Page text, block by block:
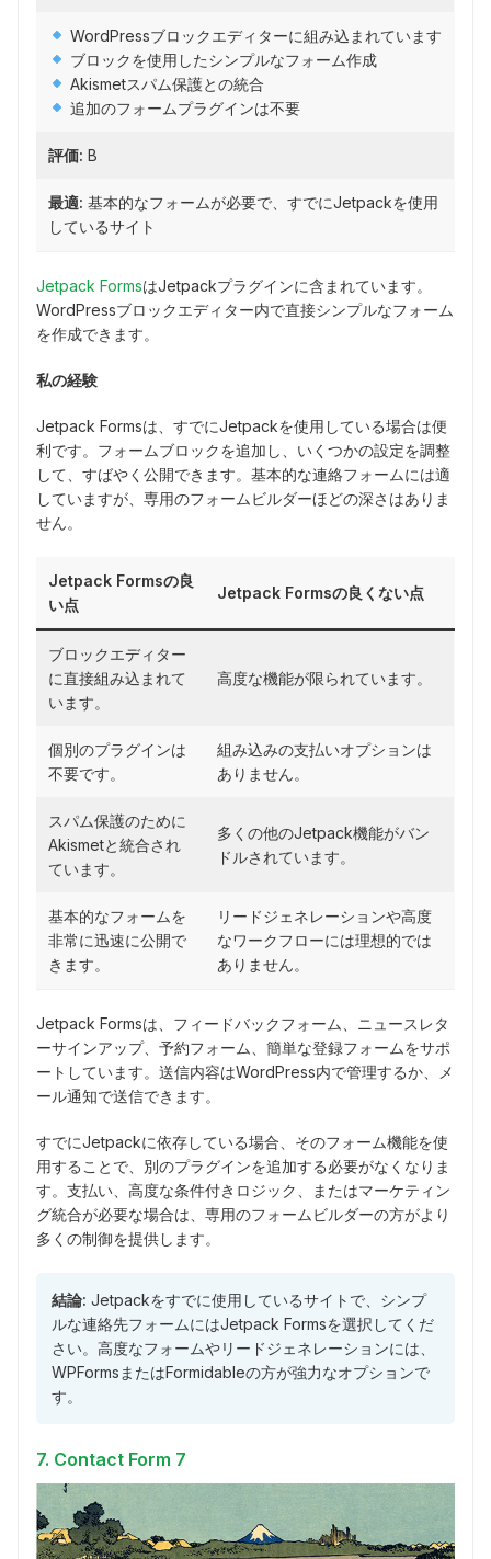
WordPressブロックエディターに組み込まれています
ブロックを使用したシンプルなフォーム作成
Akismetスパム保護との統合
追加のフォームプラグインは不要
評価: B
最適: 基本的なフォームが必要で、すでにJetpackを使用
しているサイト
Jetpack FormsはJetpackプラグインに含まれています。
WordPressブロックエディター内で直接シンプルなフォーム
を作成できます。
私の経験
Jetpack Formsは、すでにJetpackを使用している場合は便
利です。フォームブロックを追加し、いくつかの設定を調整
して、すばやく公開できます。基本的な連絡フォームには適
していますが、専用のフォームビルダーほどの深さはありま
せん。
Jetpack Formsの良
い点
Jetpack Formsの良くない点
ブロックエディター
に直接組み込まれて
います。
高度な機能が限られています。
個別のプラグインは
不要です。
組み込みの支払いオプションは
ありません。
スパム保護のために
Akismetと統合され
ています。
多くの他のJetpack機能がバン
ドルされています。
基本的なフォームを
非常に迅速に公開で
きます。
リードジェネレーションや高度
なワークフローには理想的では
ありません。
Jetpack Formsは、フィードバックフォーム、ニュースレタ
ーサインアップ、予約フォーム、簡単な登録フォームをサポ
ートしています。送信内容はWordPress内で管理するか、メ
ール通知で送信できます。
すでにJetpackに依存している場合、そのフォーム機能を使
用することで、別のプラグインを追加する必要がなくなりま
す。支払い、高度な条件付きロジック、またはマーケティン
グ統合が必要な場合は、専用のフォームビルダーの方がより
多くの制御を提供します。
結論: Jetpackをすでに使用しているサイトで、シンプ
ルな連絡先フォームにはJetpack Formsを選択してくだ
さい。高度なフォームやリードジェネレーションには、
WPFormsまたはFormidableの方が強力なオプションで
す。
7. Contact Form 7